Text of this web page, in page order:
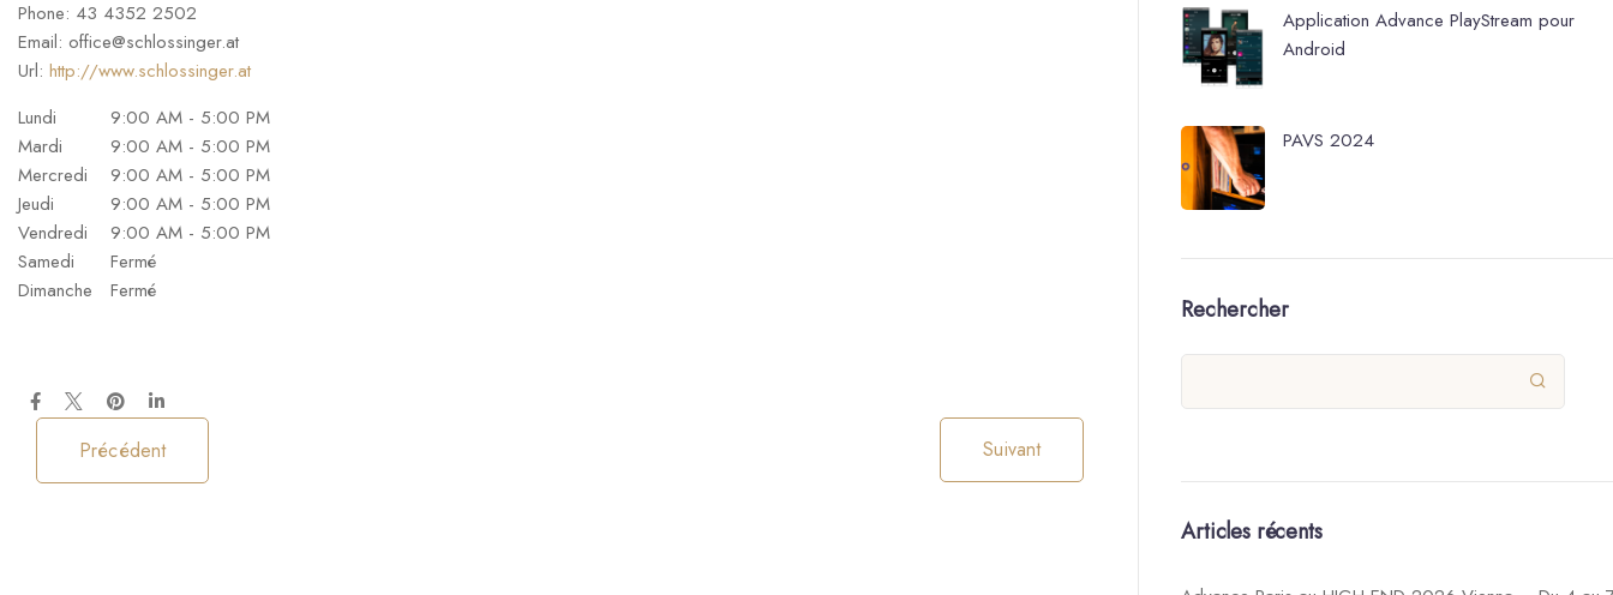
Phone: 43 4352 2502
Email: office@schlossinger.at
Url: http://www.schlossinger.at
Lundi
9:00 AM - 5:00 PM
Mardi
9:00 AM - 5:00 PM
Mercredi
9:00 AM - 5:00 PM
Jeudi
9:00 AM - 5:00 PM
Vendredi
9:00 AM - 5:00 PM
Samedi
Fermé
Dimanche
Fermé
Précédent Suivant
Application Advance PlayStream pour
Android
PAVS 2024
Rechercher

Articles récents